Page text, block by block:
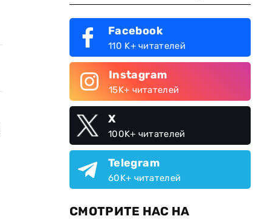
Facebook
110 K+ читателей
Instagram
15K+ читателей
X
100K+ читателей
Telegram
60K+ читателей
СМОТРИТЕ НАС НА